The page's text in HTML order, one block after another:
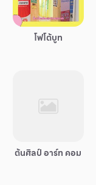
โฟโต้บูท
ต้นศิลป์ อาร์ท คอม